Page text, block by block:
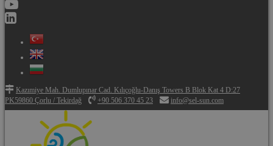
Kazımiye Mah. Dumlupınar Cad. Kılıçoğlu-Danış Towers B Blok Kat 4 D:27
PK59860 Çorlu / Tekirdağ
+90 506 370 45 23 info@sel-sun.com